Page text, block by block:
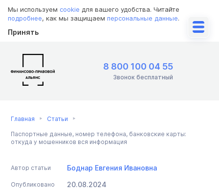
Мы используем cookie для вашего удобства. Читайте
подробнее, как мы защищаем персональные данные.
Принять
8 800 100 04 55
Звонок бесплатный
Главная Статьи
Паспортные данные, номер телефона, банковские карты:
откуда у мошенников вся информация
Автор статьи Боднар Евгения Ивановна
Опубликовано 20.08.2024